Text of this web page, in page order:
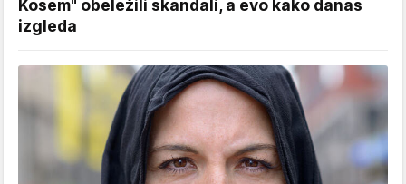
Kosem" obeležili skandali, a evo kako danas
izgleda